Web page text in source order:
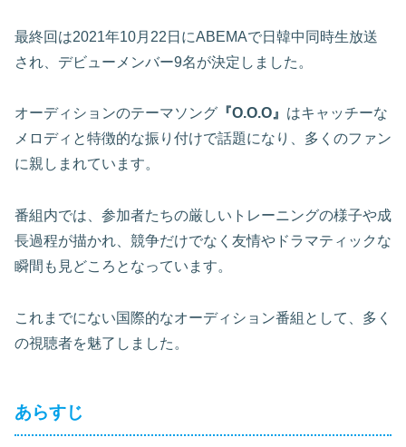
最終回は2021年10月22日にABEMAで日韓中同時生放送
され、デビューメンバー9名が決定しました。
オーディションのテーマソング 『O.O.O』 はキャッチーな
メロディと特徴的な振り付けで話題になり、多くのファン
に親しまれています。
番組内では、参加者たちの厳しいトレーニングの様子や成
長過程が描かれ、競争だけでなく友情やドラマティックな
瞬間も見どころとなっています。
これまでにない国際的なオーディション番組として、多く
の視聴者を魅了しました。
あらすじ